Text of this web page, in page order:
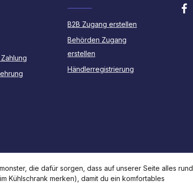
B2B Zugang erstellen
Behörden Zugang
erstellen
Händlerregistrierung
die dafür sorgen, dass auf unserer Seite alles rund
Kühlschrank merken), damit du ein komfortables